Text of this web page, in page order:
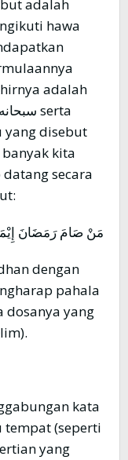
adalah
hawa
adalah
yang disebut
kita
secara
مَنْ صَامَ رَمَضَانَ
dengan
pahala
dosanya yang
kata
(seperti
yang